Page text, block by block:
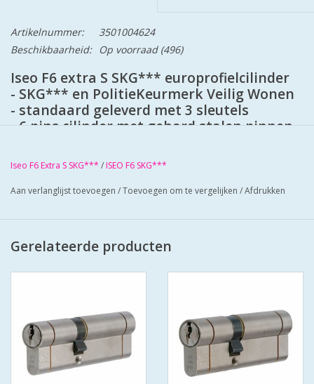
Artikelnummer:
3501004624
Beschikbaarheid:
Op voorraad(496)
Iseo F6 extra S SKG*** europrofielcilinder
- SKG*** en PolitieKeurmerk Veilig Wonen
- standaard geleverd met 3 sleutels
- 6 pins cilinder met gehard stalen pinnen
kerntrekken
- stalen brug: voorkomt breken van de
cilinder
breken van de cilinder
- 30.000 verschillende sluitingen
- genummerde sleutels
Iseo F6 Extra S SKG*** / ISEO F6 SKG***
Aan verlanglijst toevoegen /Toevoegen om te vergelijken /Afdrukken
Gerelateerde producten